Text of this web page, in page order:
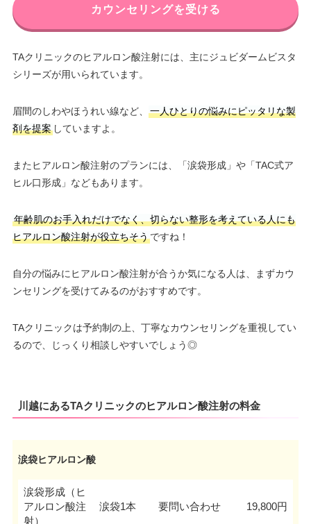
カウンセリングを受ける
TAクリニックのヒアルロン酸注射には、主にジュビダームビスタ
シリーズが用いられています。
眉間のしわやほうれい線など、
一人ひとりの悩みにピッタリな製
剤を提案していますよ。
またヒアルロン酸注射のプランには、「涙袋形成」や「TAC式ア
ヒル口形成」などもあります。
年齢肌のお手入れだけでなく、切らない整形を考えている人にも
ヒアルロン酸注射が役立ちそうですね！
自分の悩みにヒアルロン酸注射が合うか気になる人は、まずカウ
ンセリングを受けてみるのがおすすめです。
TAクリニックは予約制の上、丁寧なカウンセリングを重視してい
るので、じっくり相談しやすいでしょう◎
川越にあるTAクリニックのヒアルロン酸注射の料金
涙袋ヒアルロン酸
涙袋形成（ヒ
アルロン酸注
射）
涙袋1本 要問い合わせ 19,800円